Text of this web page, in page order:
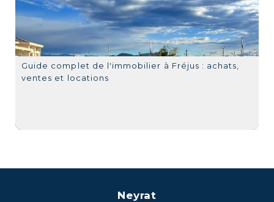
Guide complet de l'immobilier à Fréjus : achats,
ventes et locations
Neyrat